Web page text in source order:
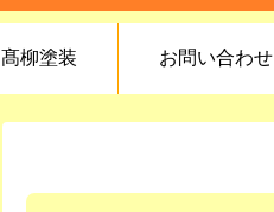
髙柳塗装 お問い合わせ